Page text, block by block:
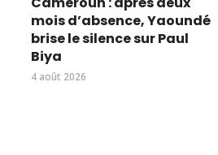
mois d’absence, Yaoundé
brise le silence sur Paul
Biya
4 août 2026